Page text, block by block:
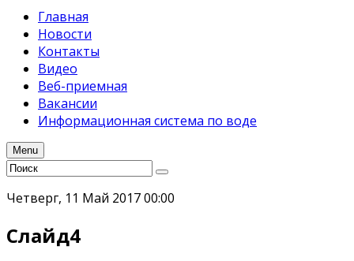
Главная
Новости
Контакты
Видео
Веб-приемная
Вакансии
Информационная система по воде
Menu
Четверг, 11 Май 2017 00:00
Слайд4